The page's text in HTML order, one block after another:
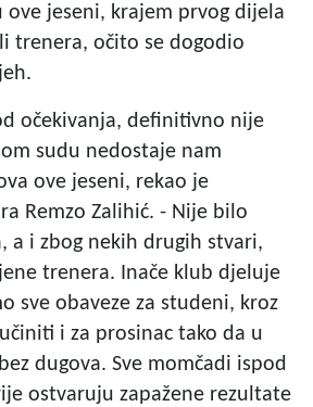
ove jeseni, krajem prvog dijela
trenera, očito se dogodio
očekivanja, definitivno nije
sudu nedostaje nam
ove jeseni, rekao je
Remzo Zalihić. - Nije bilo
a i zbog nekih drugih stvari,
trenera. Inače klub djeluje
sve obaveze za studeni, kroz
i za prosinac tako da u
dugova. Sve momčadi ispod
ostvaruju zapažene rezultate